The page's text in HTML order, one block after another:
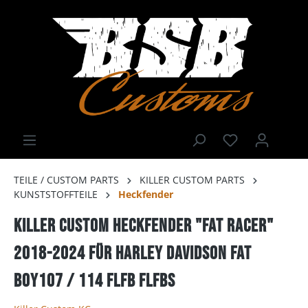
TEILE / CUSTOM PARTS
KILLER CUSTOM PARTS
KUNSTSTOFFTEILE
Heckfender
KILLER CUSTOM HECKFENDER "FAT RACER"
2018-2024 für Harley davidson FAT
BOY107 / 114 FLFB FLFBS